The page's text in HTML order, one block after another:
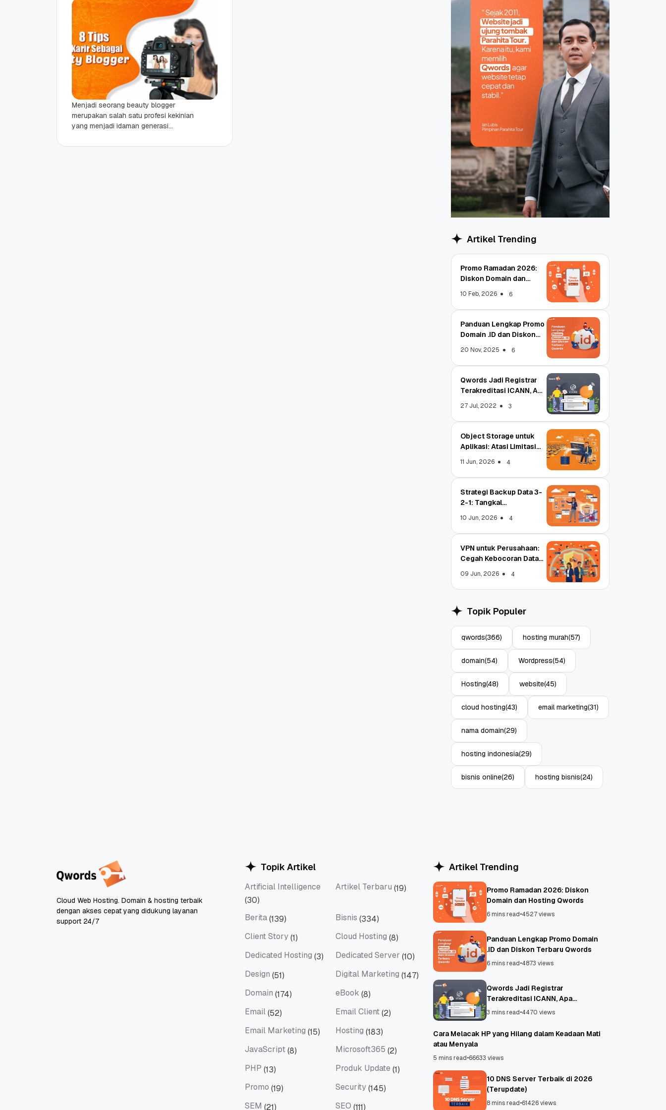
Terakreditasi ICANN, Apa
11 Jun, 2026 4
Menjadi seorang beauty blogger
merupakan salah satu profesi kekinian
yang menjadi idaman generasi
memiliki peran yang lumayan
Artikel Trending
Promo Ramadan 2026:
Diskon Domain dan
10 Feb, 2026 6
Panduan Lengkap Promo
Domain .ID dan Diskon
20 Nov, 2025 6
Qwords Jadi Registrar
Terakreditasi ICANN, Apa
27 Jul, 2022 3
Object Storage untuk
Aplikasi: Atasi Limitasi
11 Jun, 2026 4
Strategi Backup Data 3-
2-1: Tangkal
10 Jun, 2026 4
VPN untuk Perusahaan:
Cegah Kebocoran Data
09 Jun, 2026 4
Topik Populer
qwords(366) hosting murah(57)
domain(54) Wordpress(54)
Hosting(48) website(45)
cloud hosting(43) email marketing(31)
nama domain(29)
hosting indonesia(29)
bisnis online(26) hosting bisnis(24)
Cloud Web Hosting. Domain & hosting terbaik
dengan akses cepat yang didukung layanan
support 24/7
Topik Artikel
Artificial Intelligence
Artificial Intelligence
(30)
Artikel Terbaru (19)
Berita(139) Bisnis (334)
Client Story(1) Cloud Hosting (8)
Dedicated Hosting (3) Dedicated Server (10)
Design (51) Digital Marketing (147)
Domain (174) eBook (8)
Email(52) Email Client(2)
Email Marketing (15) Hosting (183)
JavaScript(8) Microsoft365 (2)
PHP (13) Produk Update (1)
Promo (19) Security(145)
SEM (21) SEO (111)
Artikel Trending
Promo Ramadan 2026: Diskon
Domain dan Hosting Qwords
6 mins read•4527 views
Panduan Lengkap Promo Domain
.ID dan Diskon Terbaru Qwords
6 mins read•4873 views
Qwords Jadi Registrar
Terakreditasi ICANN, Apa
Untungnya?
3 mins read•4470 views
Cara Melacak HP yang Hilang dalam Keadaan Mati
atau Menyala
5 mins read•66633 views
10 DNS Server Terbaik di 2026
(Terupdate)
8 mins read•61426 views